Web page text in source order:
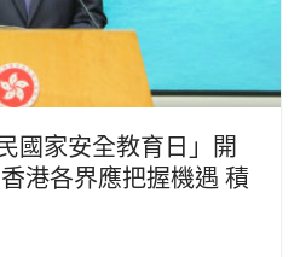
國家安全教育日」開
港各界應把握機遇 積